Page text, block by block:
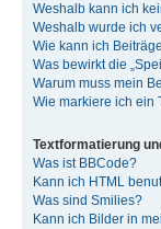
Weshalb kann ich
Weshalb wurde ich
Wie kann ich
Was bewirkt die
Warum muss mein
Wie markiere ich ein
Textformatierung
Was ist BBCode?
Kann ich HTML
Was sind Smilies?
Kann ich Bilder in